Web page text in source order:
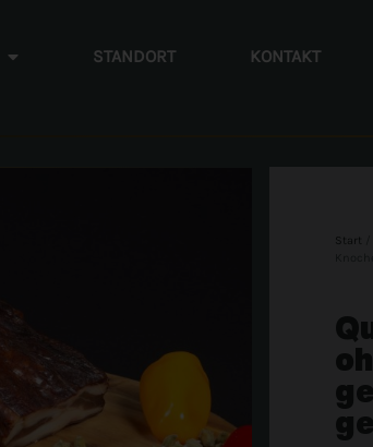
STANDORT KONTAKT
Start